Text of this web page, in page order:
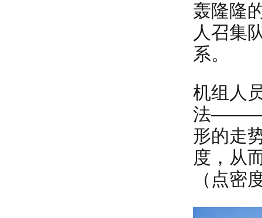
轰隆隆
人召集
系。
机组人
法————
形的走
度，从
（点密